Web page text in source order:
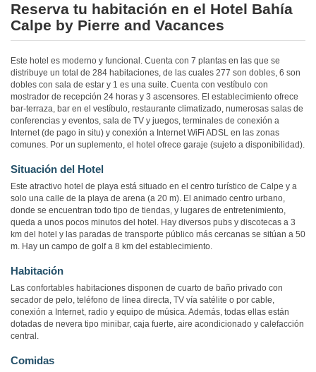
Reserva tu habitación en el Hotel Bahía
Calpe by Pierre and Vacances
Este hotel es moderno y funcional. Cuenta con 7 plantas en las que se
distribuye un total de 284 habitaciones, de las cuales 277 son dobles, 6 son
dobles con sala de estar y 1 es una suite. Cuenta con vestíbulo con
mostrador de recepción 24 horas y 3 ascensores. El establecimiento ofrece
bar-terraza, bar en el vestíbulo, restaurante climatizado, numerosas salas de
conferencias y eventos, sala de TV y juegos, terminales de conexión a
Internet (de pago in situ) y conexión a Internet WiFi ADSL en las zonas
comunes. Por un suplemento, el hotel ofrece garaje (sujeto a disponibilidad).
Situación del Hotel
Este atractivo hotel de playa está situado en el centro turístico de Calpe y a
solo una calle de la playa de arena (a 20 m). El animado centro urbano,
donde se encuentran todo tipo de tiendas, y lugares de entretenimiento,
queda a unos pocos minutos del hotel. Hay diversos pubs y discotecas a 3
km del hotel y las paradas de transporte público más cercanas se sitúan a 50
m. Hay un campo de golf a 8 km del establecimiento.
Habitación
Las confortables habitaciones disponen de cuarto de baño privado con
secador de pelo, teléfono de línea directa, TV vía satélite o por cable,
conexión a Internet, radio y equipo de música. Además, todas ellas están
dotadas de nevera tipo minibar, caja fuerte, aire acondicionado y calefacción
central.
Comidas